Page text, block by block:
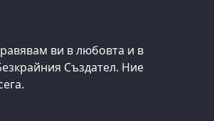
ви в любовта и в
Създател. Ние